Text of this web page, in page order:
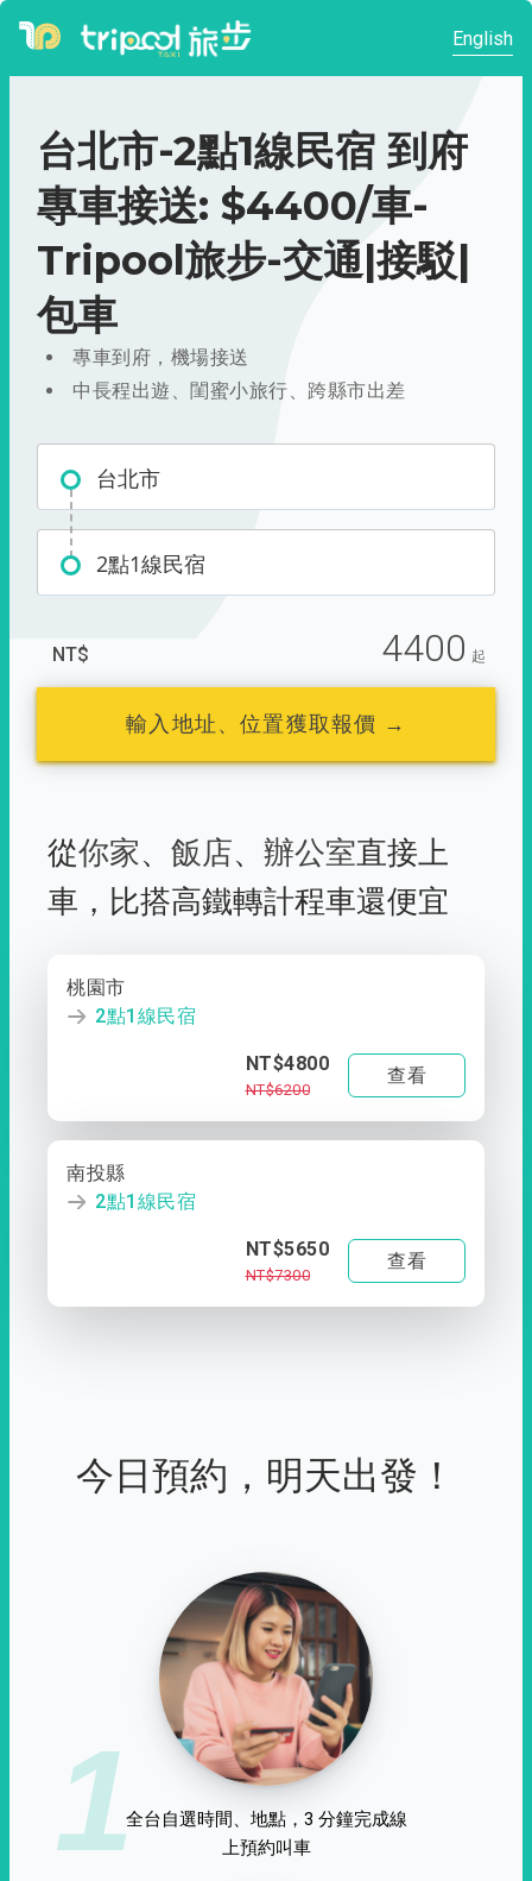
English
台北市-2點1線民宿 到府
專車接送: $4400/車-
Tripool旅步-交通|接駁|
包車
專車到府，機場接送
中長程出遊、閨蜜小旅行、跨縣市出差
台北市
2點1線民宿
NT$ 4400 起
輸入地址、位置獲取報價 →
從你家、 飯店、 辦公室直接上
車， 比搭高鐵轉計程車還便宜
桃園市
2點1線民宿
NT$4800
NT$6200
查看
南投縣
2點1線民宿
NT$5650
NT$7300
查看
今日預約，明天出發！
1全台自選時間、地點，3 分鐘完成線
上預約叫車